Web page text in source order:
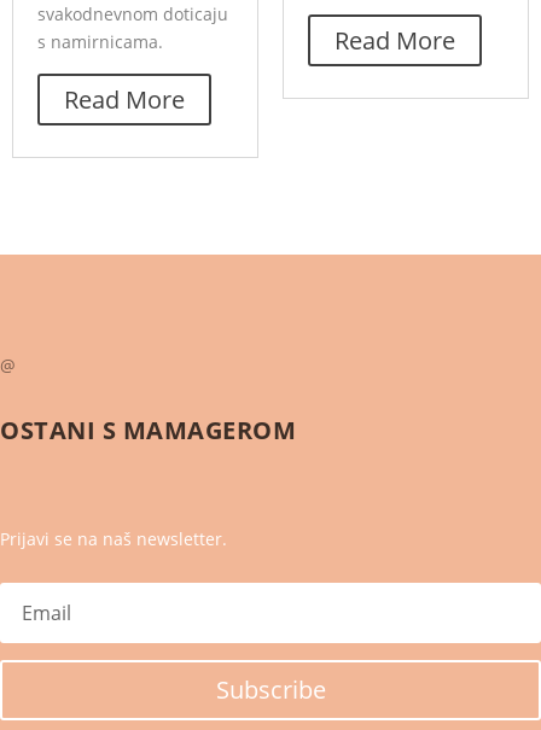
svakodnevnom doticaju
s namirnicama.
Read More
Read More
@
OSTANI S MAMAGEROM
Prijavi se na naš newsletter.
Subscribe